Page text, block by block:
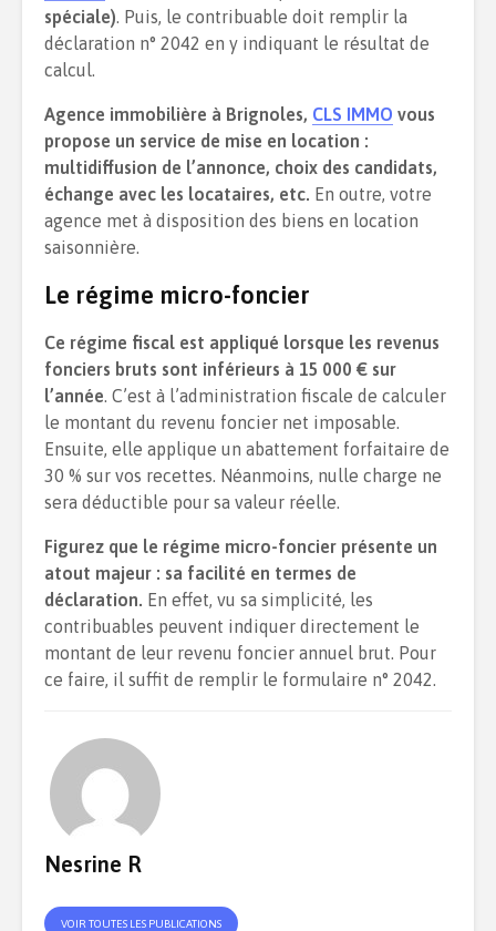
spéciale). Puis, le contribuable doit remplir la
déclaration n° 2042 en y indiquant le résultat de
calcul.
Agence immobilière à Brignoles, CLS IMMO vous
propose un service de mise en location :
multidiffusion de l’annonce, choix des candidats,
échange avec les locataires, etc. En outre, votre
agence met à disposition des biens en location
saisonnière.
Le régime micro-foncier
Ce régime fiscal est appliqué lorsque les revenus
fonciers bruts sont inférieurs à 15 000 € sur
l’année. C’est à l’administration fiscale de calculer
le montant du revenu foncier net imposable.
Ensuite, elle applique un abattement forfaitaire de
30 % sur vos recettes. Néanmoins, nulle charge ne
sera déductible pour sa valeur réelle.
Figurez que le régime micro-foncier présente un
atout majeur : sa facilité en termes de
déclaration. En effet, vu sa simplicité, les
contribuables peuvent indiquer directement le
montant de leur revenu foncier annuel brut. Pour
ce faire, il suffit de remplir le formulaire n° 2042.
Nesrine R
VOIR TOUTES LES PUBLICATIONS